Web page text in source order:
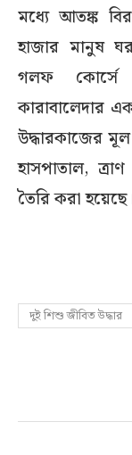
মধ্যে আতঙ্ক
হাজার মানুষ
গলফ কোর্সে
কারাবালেদার
উদ্ধারকাজের মূল
হাসপাতাল,
তৈরি করা
দুই শিশু জীবিত উদ্ধার